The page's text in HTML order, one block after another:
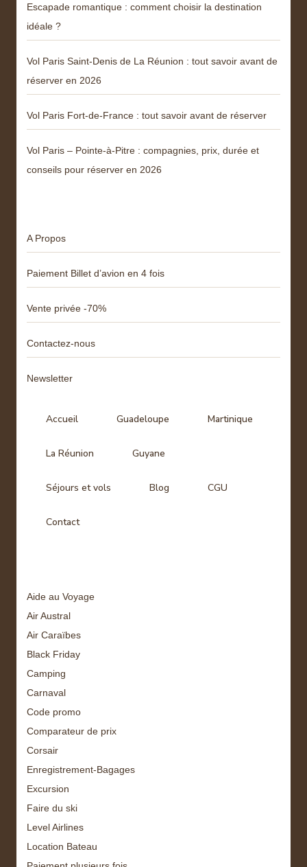
Escapade romantique : comment choisir la destination
idéale ?
Vol Paris Saint-Denis de La Réunion : tout savoir avant de
réserver en 2026
Vol Paris Fort-de-France : tout savoir avant de réserver
Vol Paris – Pointe-à-Pitre : compagnies, prix, durée et
conseils pour réserver en 2026
A Propos
Paiement Billet d’avion en 4 fois
Vente privée -70%
Contactez-nous
Newsletter
Accueil Guadeloupe Martinique
La Réunion Guyane
Séjours et vols Blog CGU
Contact
Aide au Voyage
Air Austral
Air Caraïbes
Black Friday
Camping
Carnaval
Code promo
Comparateur de prix
Corsair
Enregistrement-Bagages
Excursion
Faire du ski
Level Airlines
Location Bateau